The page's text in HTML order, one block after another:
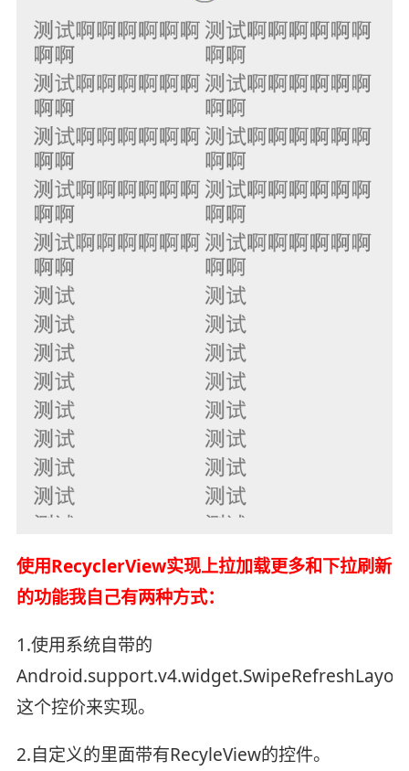
使用RecyclerView实现上拉加载更多和下拉刷新
的功能我自己有两种方式：
1.使用系统自带的
这个控价来实现。
2.自定义的里面带有RecyleView的控件。